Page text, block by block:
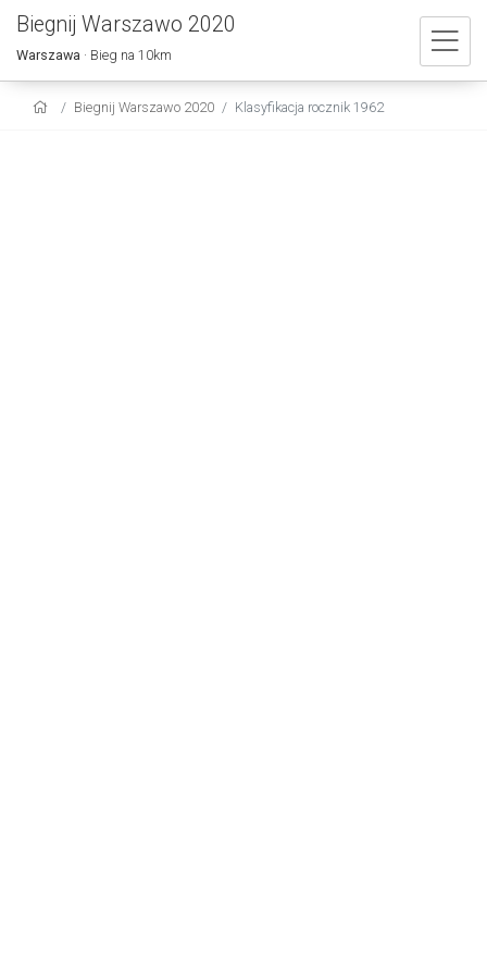
Biegnij Warszawo 2020
Warszawa · Bieg na 10km
Biegnij Warszawo 2020 Klasyfikacja rocznik 1962